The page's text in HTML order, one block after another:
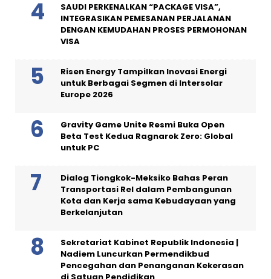
SAUDI PERKENALKAN “PACKAGE VISA”,
INTEGRASIKAN PEMESANAN PERJALANAN
DENGAN KEMUDAHAN PROSES PERMOHONAN
VISA
Risen Energy Tampilkan Inovasi Energi
untuk Berbagai Segmen di Intersolar
Europe 2026
Gravity Game Unite Resmi Buka Open
Beta Test Kedua Ragnarok Zero: Global
untuk PC
Dialog Tiongkok-Meksiko Bahas Peran
Transportasi Rel dalam Pembangunan
Kota dan Kerja sama Kebudayaan yang
Berkelanjutan
Sekretariat Kabinet Republik Indonesia |
Nadiem Luncurkan Permendikbud
Pencegahan dan Penanganan Kekerasan